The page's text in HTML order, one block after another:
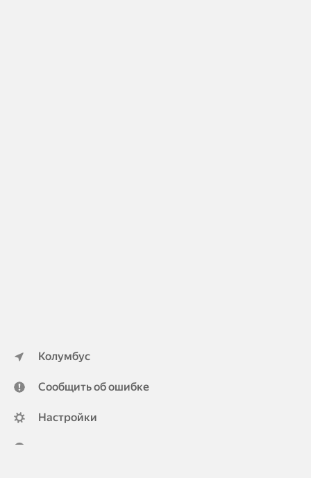
Колумбус
Сообщить об ошибке
Настройки